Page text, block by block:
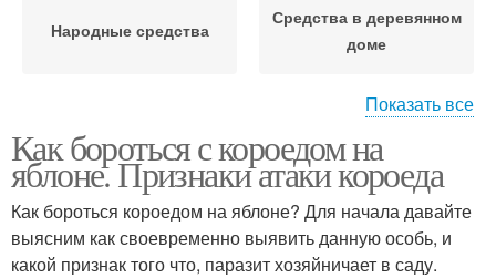
Народные средства
Средства в деревянном
доме
Средства против
вредителей
Показать все
Как бороться с короедом на
яблоне. Признаки атаки короеда
Как бороться короедом на яблоне? Для начала давайте
выясним как своевременно выявить данную особь, и
какой признак того что, паразит хозяйничает в саду.